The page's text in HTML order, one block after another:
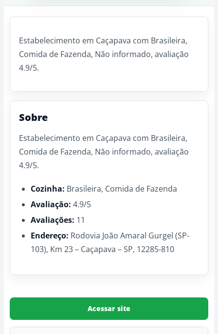
Estabelecimento em Caçapava com Brasileira,
Comida de Fazenda, Não informado, avaliação
4.9/5.
Sobre
Estabelecimento em Caçapava com Brasileira,
Comida de Fazenda, Não informado, avaliação
4.9/5.
Cozinha: Brasileira, Comida de Fazenda
Avaliação: 4.9/5
Avaliações: 11
Endereço: Rodovia João Amaral Gurgel (SP-
103), Km 23 – Caçapava – SP, 12285-810
Acessar site